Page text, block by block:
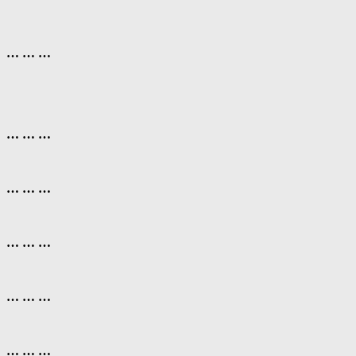
… … …
… … …
… … …
… … …
… … …
… … …